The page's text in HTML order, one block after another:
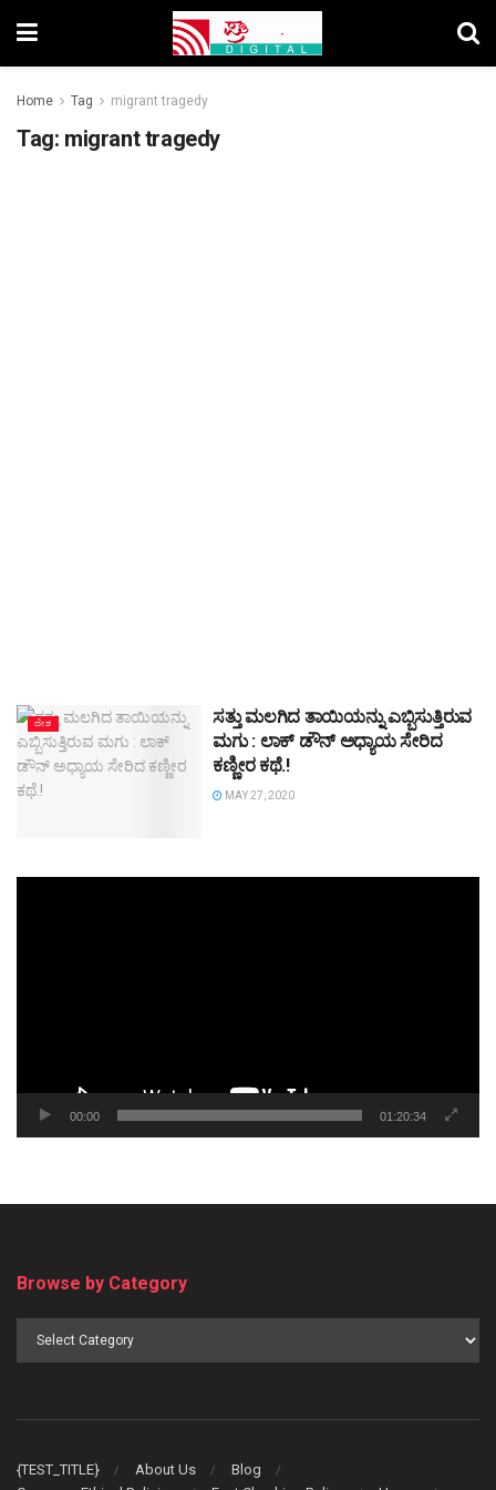
Home Tag migrant tragedy
Tag: migrant tragedy
ದೇಶ
ಸತ್ತು ಮಲಗಿದ ತಾಯಿಯನ್ನು ಎಬ್ಬಿಸುತ್ತಿರುವ
ಮಗು : ಲಾಕ್‌ ಡೌನ್‌ ಅಧ್ಯಾಯ ಸೇರಿದ
ಕಣ್ಣೀರ ಕಥೆ.!
MAY 27, 2020
00:00 01:20:34
Browse by Category
{TEST_TITLE} About Us
Blog